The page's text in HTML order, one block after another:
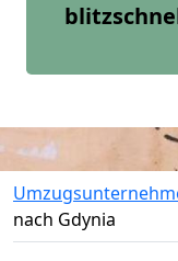
nach Gdynia